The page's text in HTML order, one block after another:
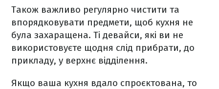
Також важливо регулярно чистити та
впорядковувати предмети, щоб кухня не
була захаращена. Ті девайси, які ви не
використовуєте щодня слід прибрати, до
прикладу, у верхнє відділення.
Якщо ваша кухня вдало спроєктована, то